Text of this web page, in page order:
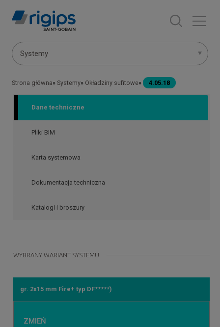
Menu
Systemy
Ścieżka
nawigacyjna
Strona główna Systemy Okładziny sufitowe 4.05.18
Dane techniczne
Pliki BIM
Karta systemowa
Dokumentacja techniczna
Katalogi i broszury
WYBRANY WARIANT SYSTEMU
gr. 2x15 mm Fire+ typ DF*****)
ZMIEŃ